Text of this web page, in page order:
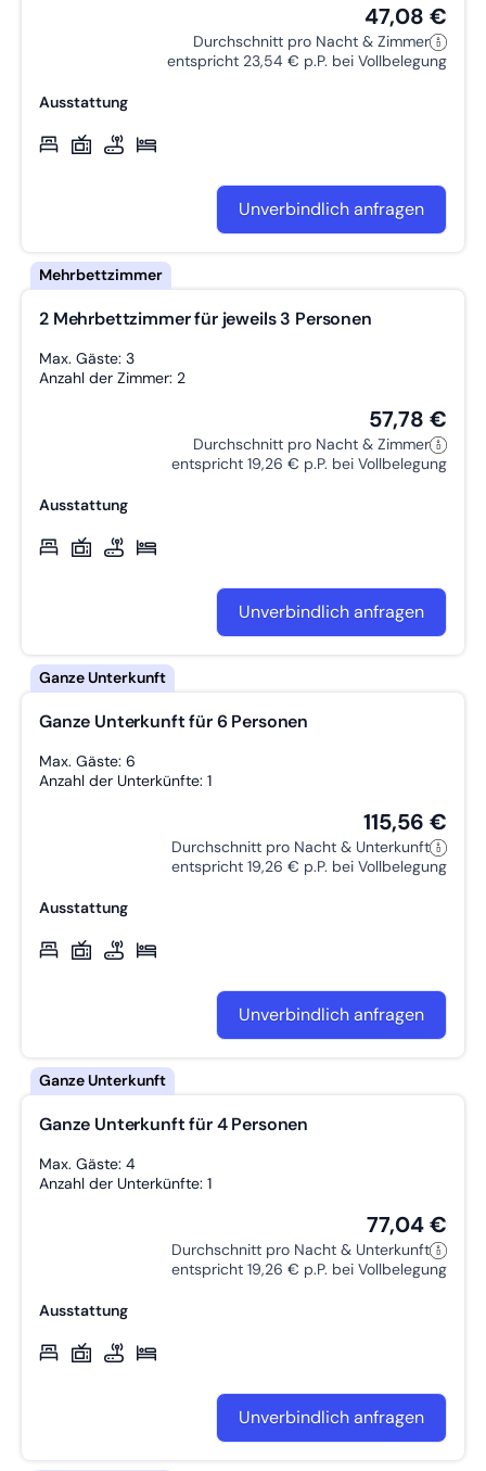
47,08 €
Durchschnitt pro Nacht & Zimmer
entspricht 23,54 € p.P. bei Vollbelegung
Ausstattung
Unverbindlich anfragen
2 Mehrbettzimmer für jeweils 3 Personen
Max. Gäste: 3
Anzahl der Zimmer: 2
57,78 €
Durchschnitt pro Nacht & Zimmer
entspricht 19,26 € p.P. bei Vollbelegung
Ausstattung
Unverbindlich anfragen
Ganze Unterkunft für 6 Personen
Max. Gäste: 6
Anzahl der Unterkünfte: 1
115,56 €
Durchschnitt pro Nacht & Unterkunft
entspricht 19,26 € p.P. bei Vollbelegung
Ausstattung
Unverbindlich anfragen
Ganze Unterkunft für 4 Personen
Max. Gäste: 4
Anzahl der Unterkünfte: 1
77,04 €
Durchschnitt pro Nacht & Unterkunft
entspricht 19,26 € p.P. bei Vollbelegung
Ausstattung
Unverbindlich anfragen